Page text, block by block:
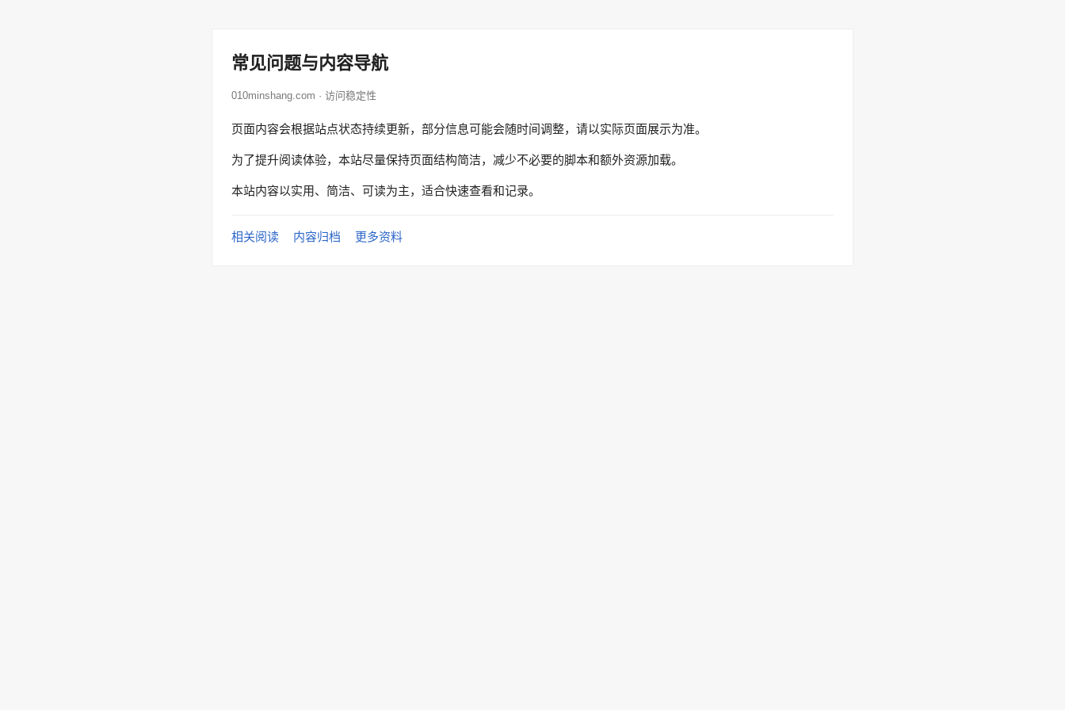
常见问题与内容导航
010minshang.com · 访问稳定性
页面内容会根据站点状态持续更新，部分信息可能会随时间调整，请以实际页面展示为准。
为了提升阅读体验，本站尽量保持页面结构简洁，减少不必要的脚本和额外资源加载。
本站内容以实用、简洁、可读为主，适合快速查看和记录。
相关阅读 内容归档 更多资料